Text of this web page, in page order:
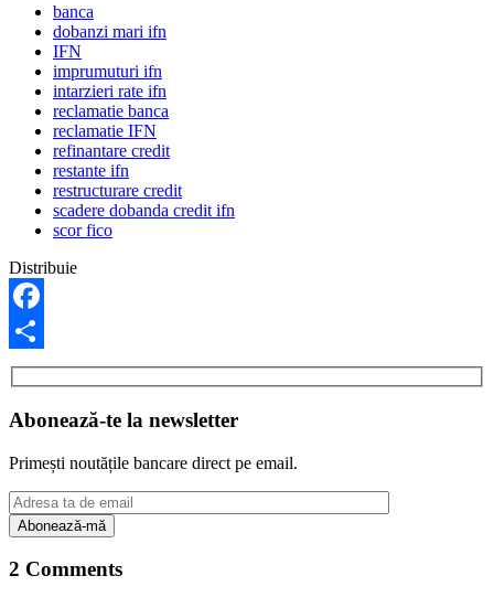
banca
dobanzi mari ifn
IFN
imprumuturi ifn
intarzieri rate ifn
reclamatie banca
reclamatie IFN
refinantare credit
restante ifn
restructurare credit
scadere dobanda credit ifn
scor fico
Distribuie
Facebook
Share
Abonează-te la newsletter
Primești noutățile bancare direct pe email.
2 Comments